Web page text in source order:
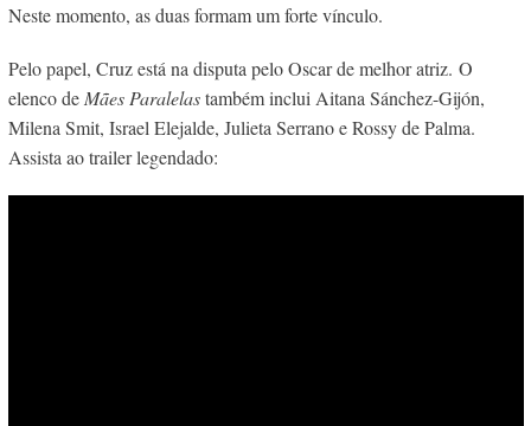
Neste momento, as duas formam um forte vínculo.
Pelo papel, Cruz está na disputa pelo Oscar de melhor atriz. O
elenco deMães Paralelastambém inclui Aitana Sánchez-Gijón,
Milena Smit, Israel Elejalde, Julieta Serrano e Rossy de Palma.
Assista ao trailer legendado: